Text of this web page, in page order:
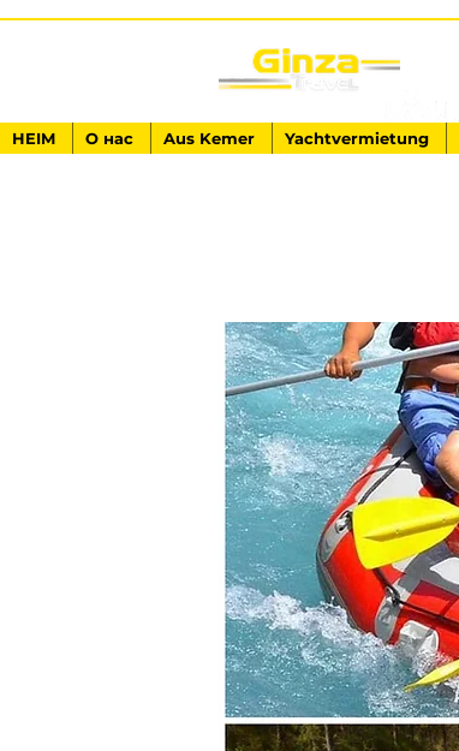
HEIM О нас Aus Kemer Yachtvermietung